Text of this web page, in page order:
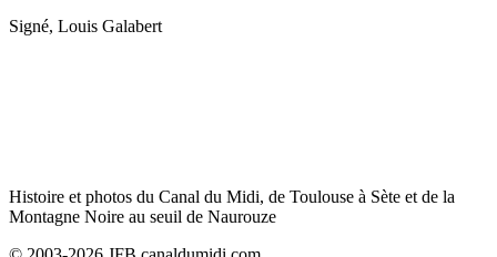
Signé, Louis Galabert
Histoire et photos du Canal du Midi, de Toulouse à Sète et de la
Montagne Noire au seuil de Naurouze